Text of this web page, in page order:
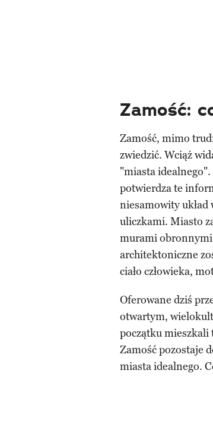
Zamość:
Zamość, mimo
zwiedzić. Wciąż
"miasta
potwierdza te
niesamowity układ
uliczkami. Miasto
murami
architektoniczne
ciało człowieka,
Oferowane dziś
otwartym,
początku mieszkali
Zamość pozostaje
miasta idealnego.